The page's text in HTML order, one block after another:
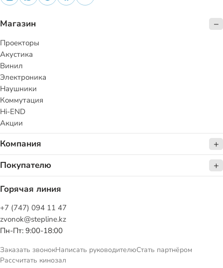
Магазин
Проекторы
Акустика
Винил
Электроника
Наушники
Коммутация
Hi-END
Акции
Компания
Покупателю
Горячая линия
+7 (747) 094 11 47
zvonok@stepline.kz
Пн-Пт: 9:00-18:00
Заказать звонокНаписать руководителюСтать партнёром
Рассчитать кинозал